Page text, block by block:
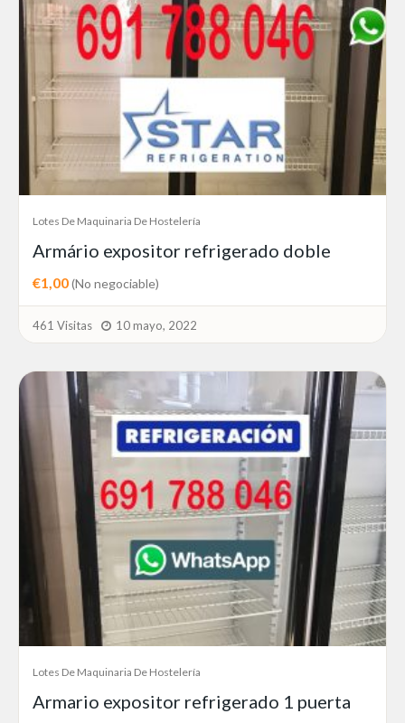
Lotes De Maquinaria De Hostelería
Armário expositor refrigerado doble
€1,00(No negociable)
461 Visitas 10 mayo, 2022
Lotes De Maquinaria De Hostelería
Armario expositor refrigerado 1 puerta